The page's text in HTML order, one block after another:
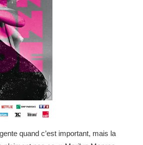
quand c’est important, mais la